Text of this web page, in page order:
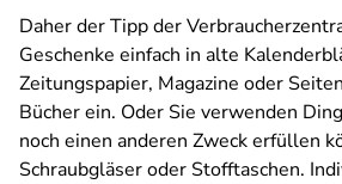
Daher der Tipp der
Geschenke einfach in alte
Zeitungspapier, Magazine oder
Bücher ein. Oder Sie verwenden
noch einen anderen Zweck erfüllen
Schraubgläser oder Stofftaschen.